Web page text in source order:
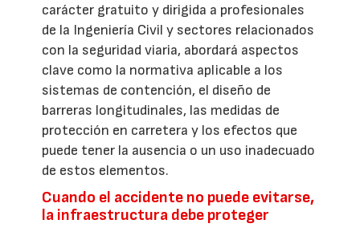
carácter gratuito y dirigida a profesionales
de la Ingeniería Civil y sectores relacionados
con la seguridad viaria, abordará aspectos
clave como la normativa aplicable a los
sistemas de contención, el diseño de
barreras longitudinales, las medidas de
protección en carretera y los efectos que
puede tener la ausencia o un uso inadecuado
de estos elementos.
Cuando el accidente no puede evitarse,
la infraestructura debe proteger